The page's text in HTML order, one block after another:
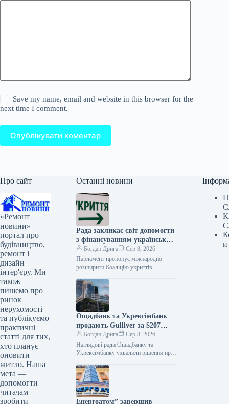
Save my name, email and website in this browser for the
next time I comment.
Опублікувати коментар
Про сайт
«Ремонт
новини» —
портал про
будівництво,
ремонт і
дизайн
інтер'єру. Ми
також
пишемо про
ринок
нерухомості
та публікуємо
практичні
статті для тих,
хто планує
оновити
житло. Наша
мета —
допомогти
читачам
зробити
Останні новини
Рада закликає світ допомогти
з фінансуванням українських
укриттів
Богдан Дрига
Сер 8, 2026
Парламент пропонує міжнародно
розширити Коаліцію укриттів
будівництва та модернізації захисних
споруд в Україні. До Верховної Ради…
Ощадбанк та Укрексімбанк
продають Gulliver за $207
мільйонів
Богдан Дрига
Сер 8, 2026
Наглядові ради Ощадбанку та
Укрексімбанку ухвалили рішення про
комплексу (БФК) Gulliver. Про це
повідомив Ощадбанк, передає Property
Times.…
Енергоатом” завершив
и